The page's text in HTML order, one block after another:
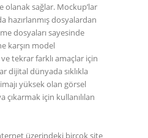
sağlar. Mockup’lar
hazırlanmış dosyalardan
dosyaları sayesinde
karşın model
tekrar farklı amaçlar için
dijital dünyada sıklıkla
yüksek olan görsel
çıkarmak için kullanılılan
üzerindeki birçok site